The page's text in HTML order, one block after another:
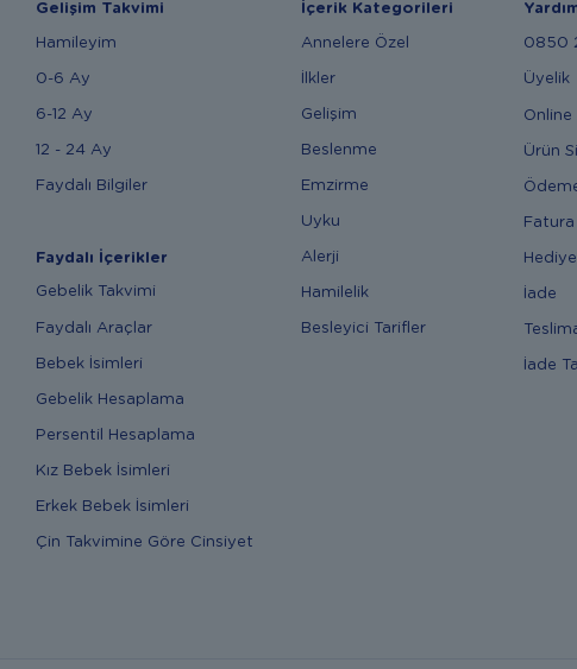
Gelişim Takvimi
Hamileyim
0-6 Ay
6-12 Ay
12 - 24 Ay
Faydalı Bilgiler
Faydalı İçerikler
Gebelik Takvimi
Faydalı Araçlar
Bebek İsimleri
Gebelik Hesaplama
Persentil Hesaplama
Kız Bebek İsimleri
Erkek Bebek İsimleri
Çin Takvimine Göre Cinsiyet
İçerik Kategorileri
Annelere Özel
İlkler
Gelişim
Beslenme
Emzirme
Uyku
Alerji
Hamilelik
Besleyici Tarifler
0850
Üyelik
Online
Ürün
Fatura
İade
İade